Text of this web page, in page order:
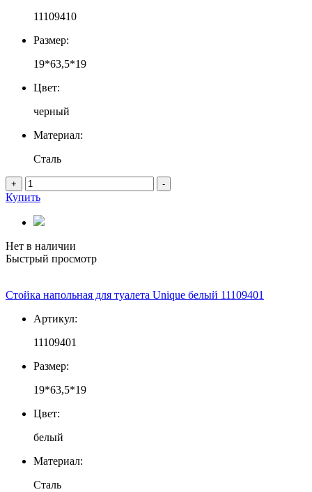
11109410
Размер:
19*63,5*19
Цвет:
черный
Материал:
Сталь
+ -
Купить
Нет в наличии
Быстрый просмотр
Стойка напольная для туалета Unique белый 11109401
Артикул:
11109401
Размер:
19*63,5*19
Цвет:
белый
Материал:
Сталь